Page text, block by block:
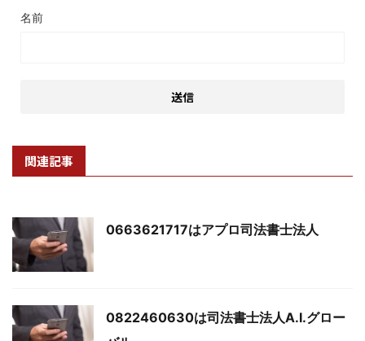
名前
関連記事
0663621717はアプロ司法書士法人
0822460630は司法書士法人A.I.グロー